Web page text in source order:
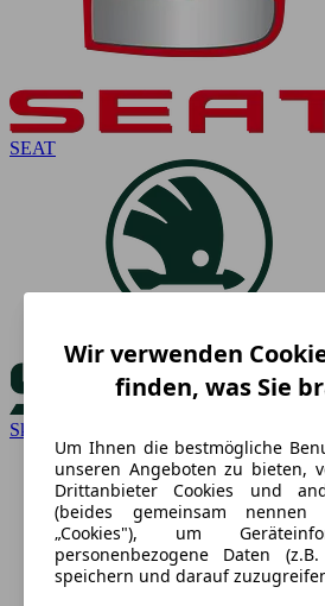
SEAT
Skoda
Wir verwenden
finden, was Sie
Um Ihnen die bestmögliche
unseren Angeboten zu bieten,
Drittanbieter Cookies und
(beides gemeinsam nennen
„Cookies"), um
personenbezogene Daten
speichern und darauf